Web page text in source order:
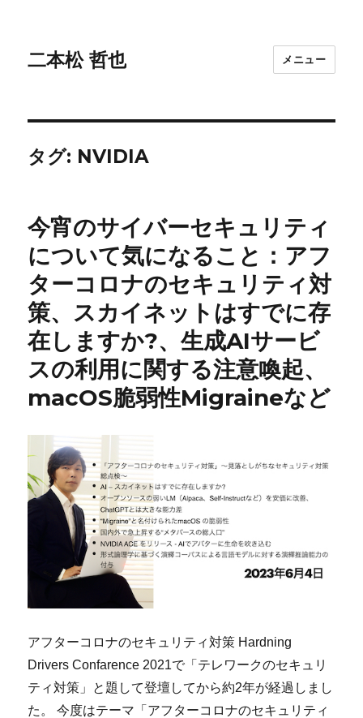
二本松 哲也 メニュー
タグ: NVIDIA
今宵のサイバーセキュリティ
について気になること：アフ
ターコロナのセキュリティ対
策、スカイネットはすでに存
在しますか?、生成AIサービ
スの利用に関する注意喚起、
macOS脆弱性Migraineなど
アフターコロナのセキュリティ対策 Hardning
Drivers Confarence 2021で「テレワークのセキュリ
ティ対策」と題して登壇してから約2年が経過しまし
た。 今度はテーマ「アフターコロナのセキュリティ